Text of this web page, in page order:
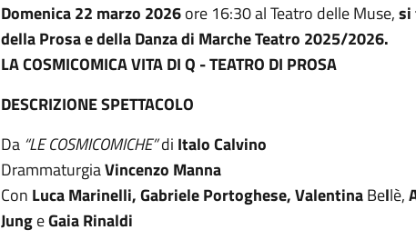
Domenica 22 marzo 2026ore 16:30 al Teatro delle Muse,si
della Prosa e della Danza di Marche Teatro 2025/2026.
LA COSMICOMICA VITA DI Q - TEATRO DI PROSA
DESCRIZIONE SPETTACOLO
Da “LE COSMICOMICHE”di Italo Calvino
DrammaturgiaVincenzo Manna
Con Luca Marinelli, Gabriele Portoghese, ValentinaBellè,
JungeGaia Rinaldi